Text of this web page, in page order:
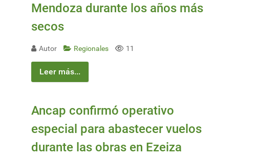
Mendoza durante los años más
secos
Autor Regionales 11
Leer más...
Ancap confirmó operativo
especial para abastecer vuelos
durante las obras en Ezeiza